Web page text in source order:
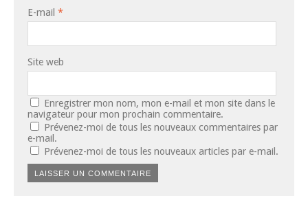
E-mail *
Site web
Enregistrer mon nom, mon e-mail et mon site dans le
navigateur pour mon prochain commentaire.
Prévenez-moi de tous les nouveaux commentaires par
e-mail.
Prévenez-moi de tous les nouveaux articles par e-mail.